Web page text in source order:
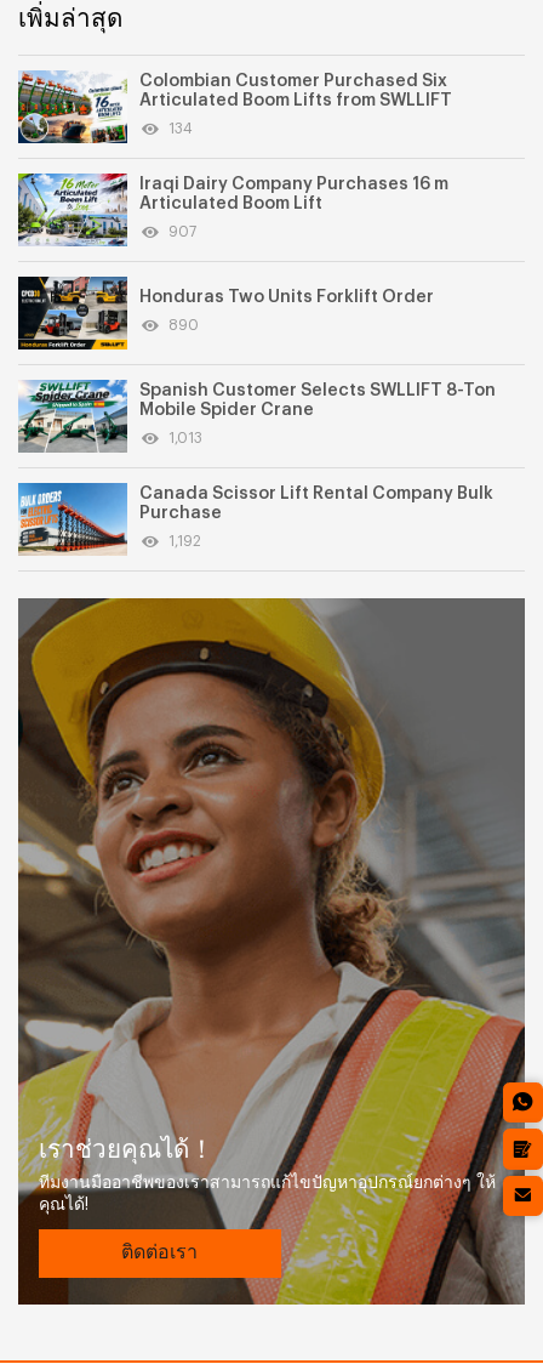
เพิ่มล่าสุด
Colombian Customer Purchased Six
Articulated Boom Lifts from SWLLIFT
134
Iraqi Dairy Company Purchases 16 m
Articulated Boom Lift
907
Honduras Two Units Forklift Order
890
Spanish Customer Selects SWLLIFT 8-Ton
Mobile Spider Crane
1,013
Canada Scissor Lift Rental Company Bulk
Purchase
1,192
เราช่วยคุณได้！
ทีมงานมืออาชีพของเราสามารถแก้ไขปัญหาอุปกรณ์ยกต่างๆ ให้
คุณได้!
ติดต่อเรา